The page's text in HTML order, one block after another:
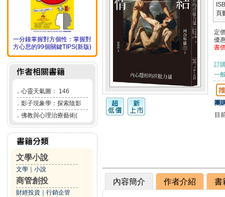
一分鐘掌握對方個性：掌握對
方心思的99個關鍵TIPS(新版)
． 心靈天氣圖： 146
． 影子現象學：探索陰影
． 佛教與心理治療藝術(
文學小說
文學 小說
商管創投
財經投資 行銷企管
頁
定
優
書
訂
一
團
目
內容簡介 作者介紹 書